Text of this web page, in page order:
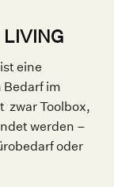
eine
im
zwar Toolbox,
werden –
oder